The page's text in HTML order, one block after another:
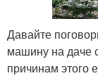
Давайте
машину на даче
причинам этого